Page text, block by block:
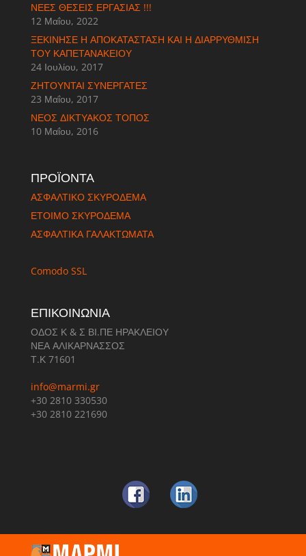
ΝΈΕΣ ΘΈΣΕΙΣ ΕΡΓΑΣΊΑΣ !!!
12 Μαΐου, 2022
ΞΕΚΊΝΗΣΕ Η ΑΠΟΚΑΤΆΣΤΑΣΗ ΚΑΙ Η ΔΙΑΡΡΎΘΜΙΣΗ
ΤΟΥ ΚΑΠΕΤΑΝΆΚΕΙΟΥ
24 Ιουλίου, 2017
ΖΗΤΟΎΝΤΑΙ ΣΥΝΕΡΓΆΤΕΣ
23 Μαΐου, 2017
ΝΈΟΣ ΔΙΚΤΥΑΚΌΣ ΤΌΠΟΣ
10 Μαΐου, 2016
ΠΡΟΪΟΝΤΑ
ΑΣΦΑΛΤΙΚΟ ΣΚΥΡΟΔΕΜΑ
ΈΤΟΙΜΟ ΣΚΥΡΟΔΕΜΑ
ΑΣΦΑΛΤΙΚΑ ΓΑΛΑΚΤΩΜΑΤΑ
Comodo SSL
ΕΠΙΚΟΙΝΩΝΙΑ
ΟΔΟΣ Κ & Σ ΒΙ.ΠΕ ΗΡΑΚΛΕΙΟΥ
ΝΕΑ ΑΛΙΚΑΡΝΑΣΣΟΣ
Τ.Κ 71601
info@marmi.gr
+30 2810 330530
+30 2810 221690